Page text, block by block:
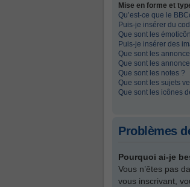
Mise en forme et
Qu’est-ce que le
Puis-je insérer du
Que sont les
Puis-je insérer des
Que sont les
Que sont les
Que sont les notes ?
Que sont les sujets
Que sont les icônes
Problèmes
Pourquoi ai-je
Vous n’êtes pas
vous inscrivant,